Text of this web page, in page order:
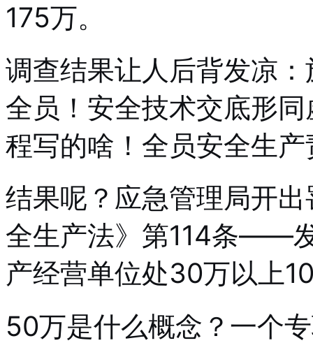
175万。
调查结果让人后背发凉
全员！安全技术交底形
程写的啥！全员安全生
结果呢？应急管理局开
全生产法》第114条——
产经营单位处30万以上
50万是什么概念？一个